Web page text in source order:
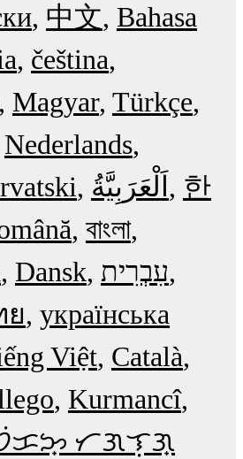
中文 Bahasa
čeština
Magyar Türkçe
Nederlands
한
বাংলা
Dansk עִבְרִית
ย українська
Việt Català
Kurmancî
ᜆᜄᜎᜓᜄ᜔